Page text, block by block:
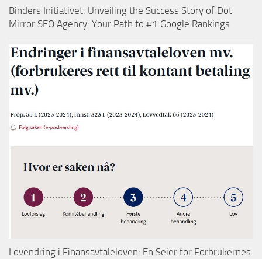
Binders Initiativet: Unveiling the Success Story of Dot
Mirror SEO Agency: Your Path to #1 Google Rankings
Lovendring i Finansavtaleloven: En Seier for Forbrukernes